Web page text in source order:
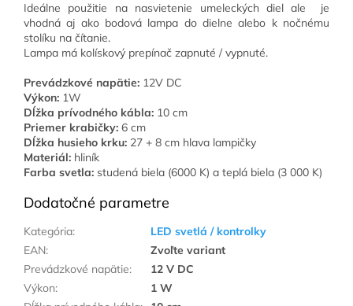
Ideálne použitie na nasvietenie umeleckých diel ale je
vhodná aj ako bodová lampa do dielne alebo k nočnému
stolíku na čítanie.
Lampa má kolískový prepínač zapnuté / vypnuté.
Prevádzkové napätie: 12V DC
Výkon: 1W
Dĺžka prívodného kábla: 10 cm
Priemer krabičky: 6 cm
Dĺžka husieho krku: 27 + 8 cm hlava lampičky
Materiál: hliník
Farba svetla: studená biela (6000 K) a teplá biela (3 000 K)
Dodatočné parametre
Kategória:
LED svetlá / kontrolky
EAN:
Zvoľte variant
Prevádzkové napätie:
12 V DC
Výkon:
1 W